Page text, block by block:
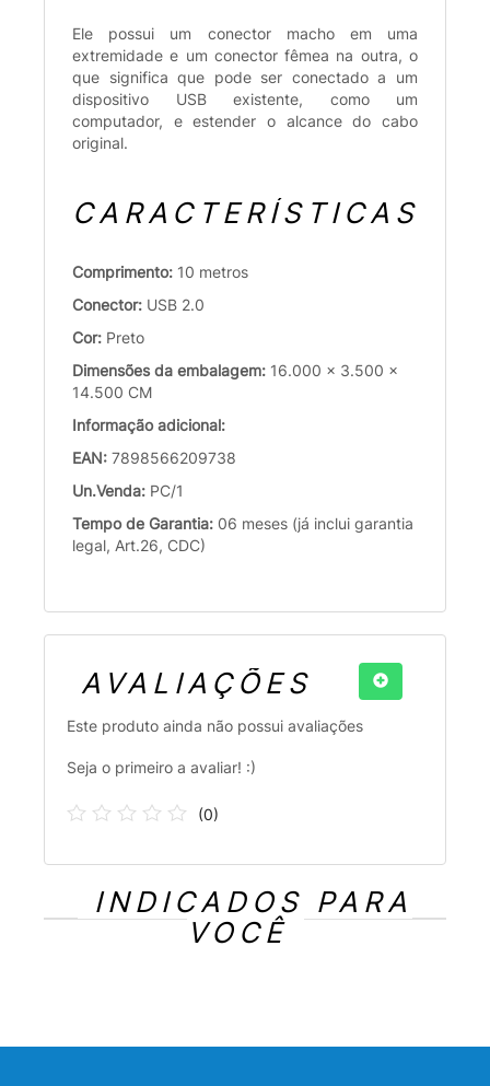
Ele possui um conector macho em uma
extremidade e um conector fêmea na outra, o
que significa que pode ser conectado a um
dispositivo USB existente, como um
computador, e estender o alcance do cabo
original.
CARACTERÍSTICAS
Comprimento: 10 metros
Conector: USB 2.0
Cor: Preto
Dimensões da embalagem: 16.000 x 3.500 x
14.500 CM
Informação adicional:
EAN: 7898566209738
Un.Venda: PC/1
Tempo de Garantia: 06 meses (já inclui garantia
legal, Art.26, CDC)
AVALIAÇÕES
Este produto ainda não possui avaliações
Seja o primeiro a avaliar! :)
(0)
INDICADOS PARA
VOCÊ